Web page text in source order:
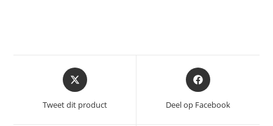
Opent
in
een
nieuw
Tweet dit product
Opent
in
nieuw
Deel op Facebook